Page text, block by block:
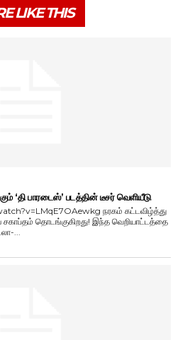
LIKE THIS
‘தி பாரடைஸ்’ படத்தின் டீசர் வெளியீடு
நரகம் கட்டவிழ்த்து
சகாப்தம் தொடங்குகிறது! இந்த வெறியாட்டத்தை
...